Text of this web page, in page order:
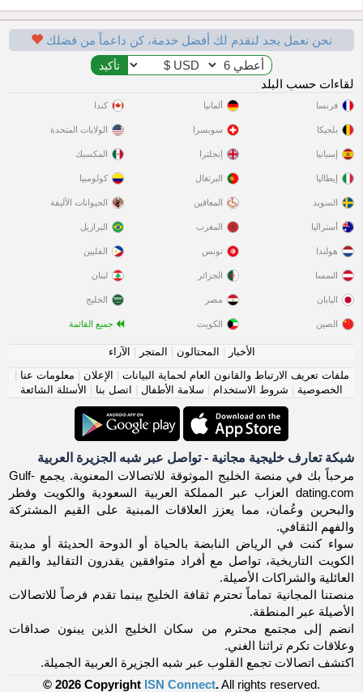
نحن نعمل بجد لنقدم لك أفضل خدمة، كن داعماً من فضلك
لقاءات حسب البلد
فرنسا
بلجيكا
إسبانيا
إيطاليا
السويد
ألمانيا
سويسرا
إنجلترا
البرتغال
المعاقين
كندا
الولايات المتحدة
المكسيك
كولومبيا
الحيوانات الأليفة
أستراليا
هولندا
النمسا
اليابان
الصين
المغرب
تونس
الجزائر
مصر
الكويت
البرازيل
الفلبين
لبنان
الخليج
جميع القائمة
الأخبار المحتالون المتجر
الآراء
ملفات تعريف الارتباط والقانون العام لحماية البيانات
الإعلان معلومات عنا
الخصوصية
شروط الاستخدام سلامة الأطفال اتصل بنا الأسئلة الشائعة
شبكة تعارف خليجية مجانية - تواصل عبر شبه الجزيرة العربية
مرحباً بك في منصة الخليج الموثوقة للاتصالات المعنوية. يجمع Gulf-
dating.com العزاب عبر المملكة العربية السعودية والكويت وقطر
والبحرين وعُمان، مما يعزز العلاقات المبنية على القيم المشتركة
والفهم الثقافي.
سواء كنت في الرياض النابضة بالحياة أو الدوحة الحديثة أو مدينة
الكويت التاريخية، تواصل مع أفراد متوافقين يقدرون التقاليد والقيم
العائلية والشراكات الأصيلة.
منصتنا المجانية تماماً تحترم ثقافة الخليج بينما تقدم فرصاً للاتصالات
الأصيلة عبر المنطقة.
انضم إلى مجتمع محترم من سكان الخليج الذين يبنون صداقات
وعلاقات تكرم تراثنا الغني.
اكتشف اتصالات تجمع القلوب عبر شبه الجزيرة العربية الجميلة.
© 2026 Copyright ISN Connect.All rights reserved.